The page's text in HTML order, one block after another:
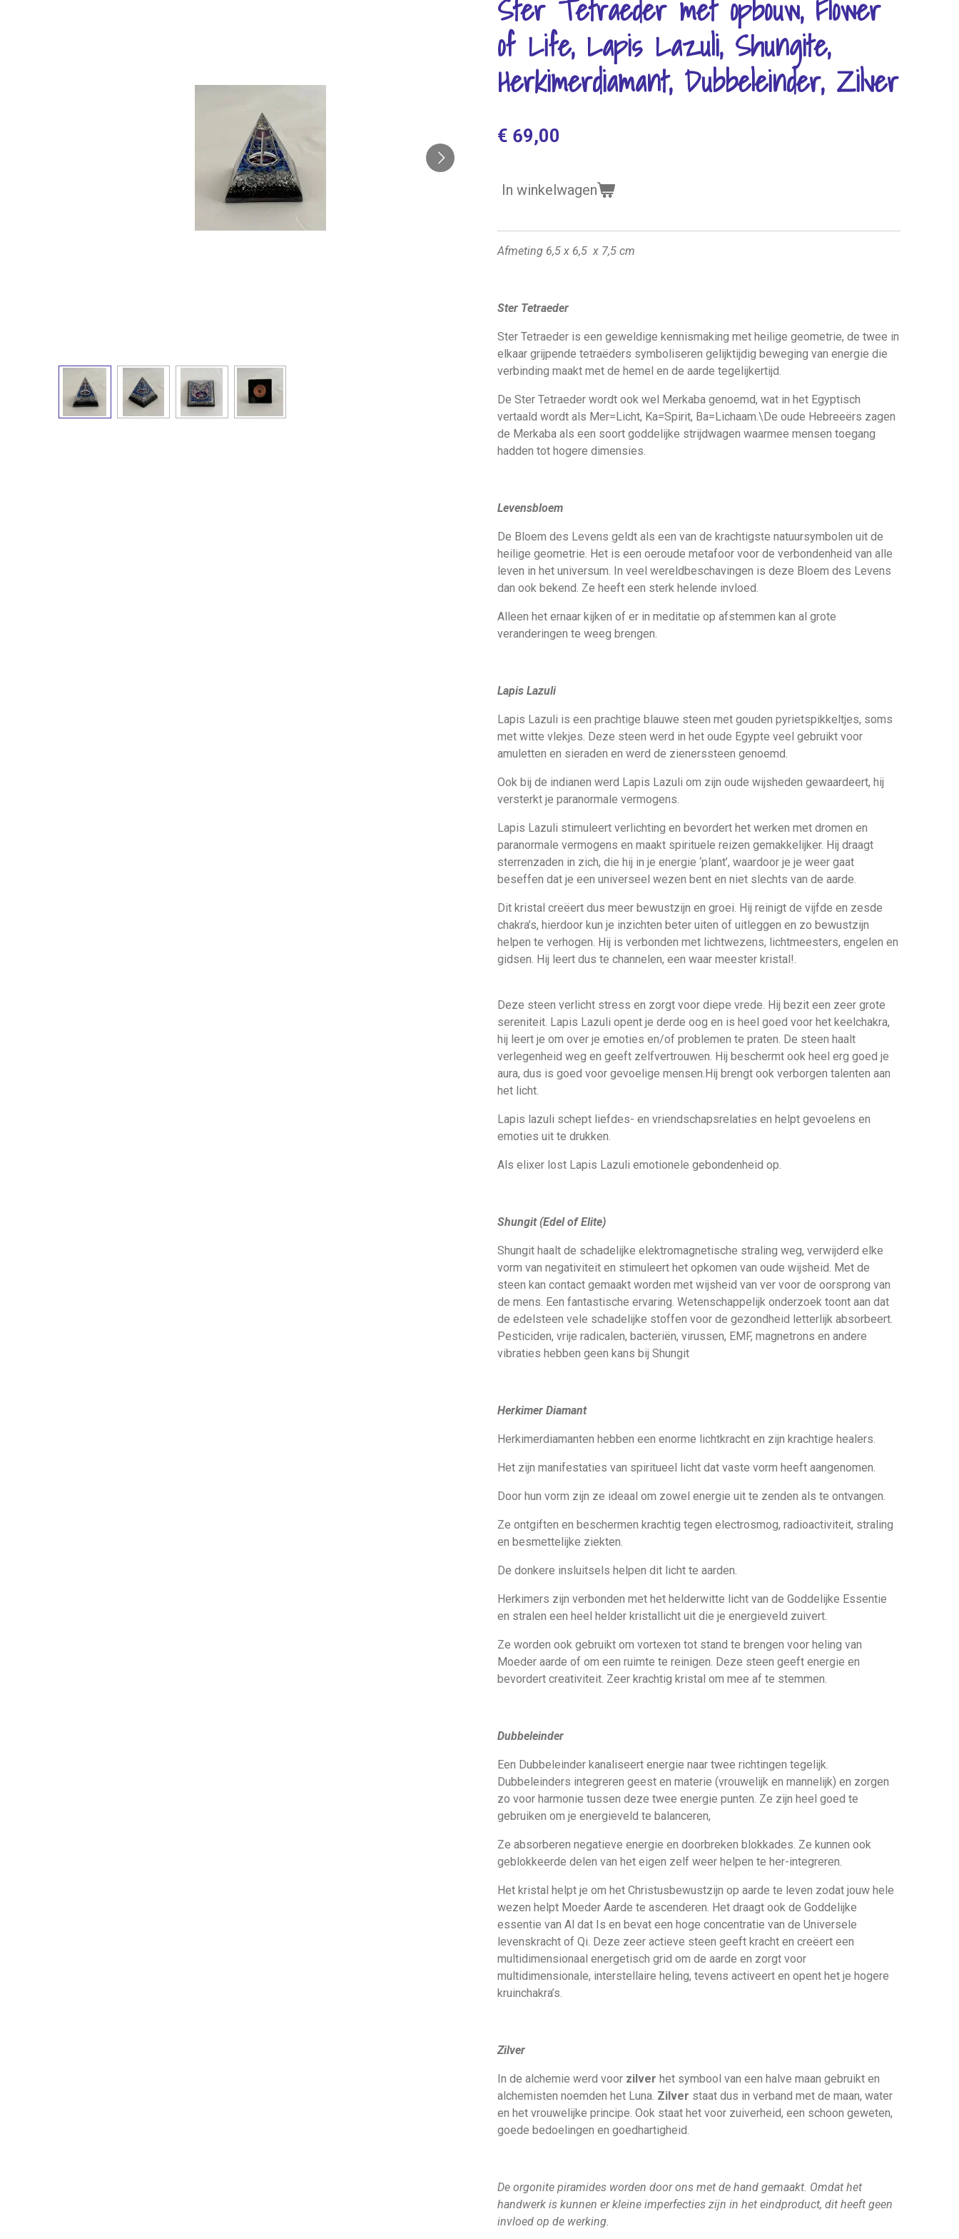
Ster Tetraeder met opbouw, Flower
of Life, Lapis Lazuli, Shungite,
Herkimerdiamant, Dubbeleinder, Zilver
€ 69,00
In winkelwagen
Afmeting 6,5 x 6,5 x 7,5 cm
Ster Tetraeder
Ster Tetraeder is een geweldige kennismaking met heilige geometrie, de twee in
elkaar grijpende tetraëders symboliseren gelijktijdig beweging van energie die
verbinding maakt met de hemel en de aarde tegelijkertijd.
De Ster Tetraeder wordt ook wel Merkaba genoemd, wat in het Egyptisch
vertaald wordt als Mer=Licht, Ka=Spirit, Ba=Lichaam.\De oude Hebreeërs zagen
de Merkaba als een soort goddelijke strijdwagen waarmee mensen toegang
hadden tot hogere dimensies.
Levensbloem
De Bloem des Levens geldt als een van de krachtigste natuursymbolen uit de
heilige geometrie. Het is een oeroude metafoor voor de verbondenheid van alle
leven in het universum. In veel wereldbeschavingen is deze Bloem des Levens
dan ook bekend. Ze heeft een sterk helende invloed.
Alleen het ernaar kijken of er in meditatie op afstemmen kan al grote
veranderingen te weeg brengen.
Lapis Lazuli
Lapis Lazuli is een prachtige blauwe steen met gouden pyrietspikkeltjes, soms
met witte vlekjes. Deze steen werd in het oude Egypte veel gebruikt voor
amuletten en sieraden en werd de zienerssteen genoemd.
Ook bij de indianen werd Lapis Lazuli om zijn oude wijsheden gewaardeert, hij
versterkt je paranormale vermogens.
Lapis Lazuli stimuleert verlichting en bevordert het werken met dromen en
paranormale vermogens en maakt spirituele reizen gemakkelijker. Hij draagt
sterrenzaden in zich, die hij in je energie ‘plant’, waardoor je je weer gaat
beseffen dat je een universeel wezen bent en niet slechts van de aarde.
Dit kristal creëert dus meer bewustzijn en groei. Hij reinigt de vijfde en zesde
chakra’s, hierdoor kun je inzichten beter uiten of uitleggen en zo bewustzijn
helpen te verhogen. Hij is verbonden met lichtwezens, lichtmeesters, engelen en
gidsen. Hij leert dus te channelen, een waar meester kristal!.
Deze steen verlicht stress en zorgt voor diepe vrede. Hij bezit een zeer grote
sereniteit. Lapis Lazuli opent je derde oog en is heel goed voor het keelchakra,
hij leert je om over je emoties en/of problemen te praten. De steen haalt
verlegenheid weg en geeft zelfvertrouwen. Hij beschermt ook heel erg goed je
aura, dus is goed voor gevoelige mensen.Hij brengt ook verborgen talenten aan
het licht.
Lapis lazuli schept liefdes- en vriendschapsrelaties en helpt gevoelens en
emoties uit te drukken.
Als elixer lost Lapis Lazuli emotionele gebondenheid op.
Shungit (Edel of Elite)
Shungit haalt de schadelijke elektromagnetische straling weg, verwijderd elke
vorm van negativiteit en stimuleert het opkomen van oude wijsheid. Met de
steen kan contact gemaakt worden met wijsheid van ver voor de oorsprong van
de mens. Een fantastische ervaring. Wetenschappelijk onderzoek toont aan dat
de edelsteen vele schadelijke stoffen voor de gezondheid letterlijk absorbeert.
Pesticiden, vrije radicalen, bacteriën, virussen, EMF, magnetrons en andere
vibraties hebben geen kans bij Shungit
Herkimer Diamant
Herkimerdiamanten hebben een enorme lichtkracht en zijn krachtige healers.
Het zijn manifestaties van spiritueel licht dat vaste vorm heeft aangenomen.
Door hun vorm zijn ze ideaal om zowel energie uit te zenden als te ontvangen.
Ze ontgiften en beschermen krachtig tegen electrosmog, radioactiviteit, straling
en besmettelijke ziekten.
De donkere insluitsels helpen dit licht te aarden.
Herkimers zijn verbonden met het helderwitte licht van de Goddelijke Essentie
en stralen een heel helder kristallicht uit die je energieveld zuivert.
Ze worden ook gebruikt om vortexen tot stand te brengen voor heling van
Moeder aarde of om een ruimte te reinigen. Deze steen geeft energie en
bevordert creativiteit. Zeer krachtig kristal om mee af te stemmen.
Dubbeleinder
Een Dubbeleinder kanaliseert energie naar twee richtingen tegelijk.
Dubbeleinders integreren geest en materie (vrouwelijk en mannelijk) en zorgen
zo voor harmonie tussen deze twee energie punten. Ze zijn heel goed te
gebruiken om je energieveld te balanceren,
Ze absorberen negatieve energie en doorbreken blokkades. Ze kunnen ook
geblokkeerde delen van het eigen zelf weer helpen te her-integreren.
Het kristal helpt je om het Christusbewustzijn op aarde te leven zodat jouw hele
wezen helpt Moeder Aarde te ascenderen. Het draagt ook de Goddelijke
essentie van Al dat Is en bevat een hoge concentratie van de Universele
levenskracht of Qi. Deze zeer actieve steen geeft kracht en creëert een
multidimensionaal energetisch grid om de aarde en zorgt voor
multidimensionale, interstellaire heling, tevens activeert en opent het je hogere
kruinchakra’s.
Zilver
In de alchemie werd voor zilver het symbool van een halve maan gebruikt en
alchemisten noemden het Luna. Zilver staat dus in verband met de maan, water
en het vrouwelijke principe. Ook staat het voor zuiverheid, een schoon geweten,
goede bedoelingen en goedhartigheid.
De orgonite piramides worden door ons met de hand gemaakt. Omdat het
handwerk is kunnen er kleine imperfecties zijn in het eindproduct, dit heeft geen
invloed op de werking.